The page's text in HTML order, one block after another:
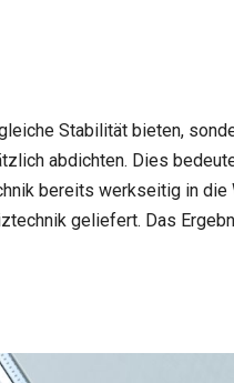
Stabilität bieten,
abdichten. Dies
bereits werkseitig in die
geliefert. Das